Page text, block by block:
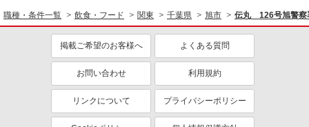
精肉部門
月給25万円〜35万円（スキル・経験を考慮）
＜昇給・賞与について＞ ●昇給年1回 ●賞与年2回
（年間4.2ヶ月分／過去実績） ＜各種手当一覧＞ ●
交通費規定支給 ●資格手当 ＜年収例＞ ●30歳代：
年収450万円 ●40歳代：年収500万円
千葉県旭市ニ6017-1
キープ 詳細を見る
職種・条件一覧 飲食・フード 関東 千葉県 旭市 伝丸 126号旭警察
掲載ご希望のお客様へ よくある質問
お問い合わせ 利用規約
リンクについて プライバシーポリシー